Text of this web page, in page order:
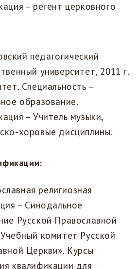
– регент церковного
педагогический
университет, 2011 г.
Специальность –
образование.
– Учитель музыки,
хоровые дисциплины.
религиозная
– Синодальное
Русской Православной
комитет Русской
Церкви». Курсы
квалификации для